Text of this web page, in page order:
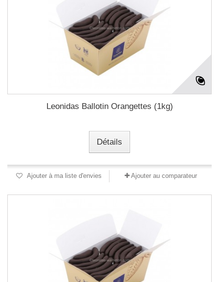
Leonidas Ballotin Orangettes (1kg)
Détails
Ajouter à ma liste d'envies Ajouter au comparateur